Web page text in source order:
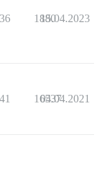
36 1880
15.04.2023
41 16537
04.04.2021